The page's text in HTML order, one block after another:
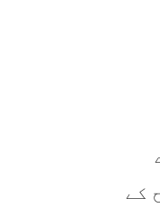
کے